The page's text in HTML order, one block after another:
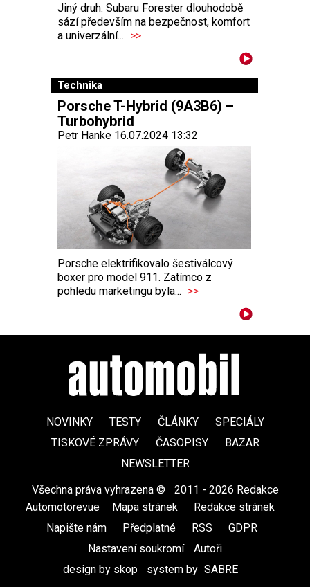
Jiný druh. Subaru Forester dlouhodobě
sází především na bezpečnost, komfort
a univerzální... >>
Technika
Porsche T-Hybrid (9A3B6) –
Turbohybrid
Petr Hanke 16.07.2024 13:32
Porsche elektrifikovalo šestiválcový
boxer pro model 911. Zatímco z
pohledu marketingu byla... >>
NOVINKY TESTY ČLÁNKY
SPECIÁLY
TISKOVÉ ZPRÁVY
ČASOPISY
BAZAR
NEWSLETTER
Všechna práva vyhrazena ©
2011 - 2026 Redakce
Automotorevue
Mapa stránek Redakce stránek
Napište nám
Předplatné RSS GDPR
Nastavení soukromí
Autoři
design by skop
system by SABRE